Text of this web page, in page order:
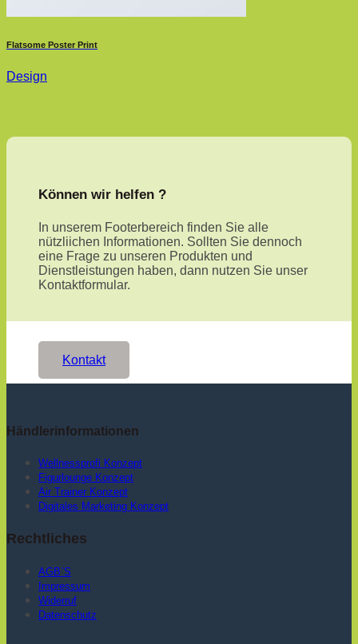
Flatsome Poster Print
Design
Können wir helfen ?
In unserem Footerbereich finden Sie alle
nützliichen Informationen. Sollten Sie dennoch
eine Frage zu unseren Produkten und
Dienstleistungen haben, dann nutzen Sie unser
Kontaktformular.
Kontakt
Händlerinformationen
Wellnessprofi Konzept
Figurlounge Konzept
Air Trainer Konzept
Digitales Marketing Konzept
Rechtliches
AGB`S
Impressum
Widerruf
Datenschutz